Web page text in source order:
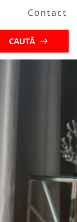
Contact
CAUTĂ